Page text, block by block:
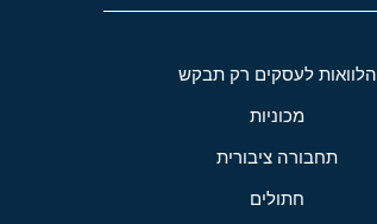
הלוואות לעסקים רק תבקש
מכוניות
תחבורה ציבורית
חתולים